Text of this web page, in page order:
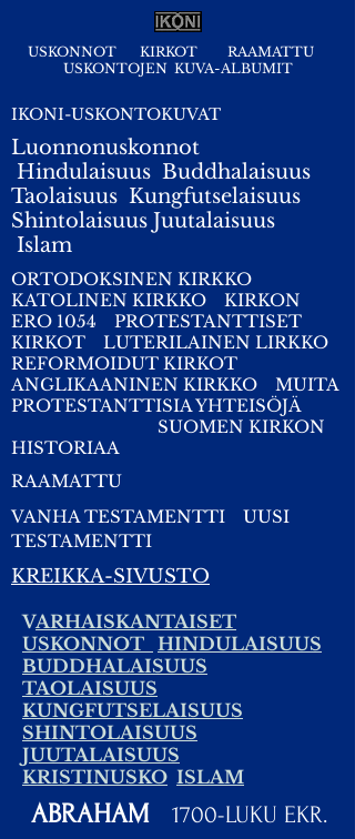
USKONNOT KIRKOT
RAAMATTU
USKONTOJEN KUVA-ALBUMIT
IKONI-USKONTOKUVAT
Luonnonuskonnot
Hindulaisuus Buddhalaisuus
Taolaisuus Kungfutselaisuus
Shintolaisuus Juutalaisuus
Islam
ORTODOKSINEN KIRKKO
KATOLINEN KIRKKO
KIRKON
ERO 1054
PROTESTANTTISET
KIRKOT
LUTERILAINEN LIRKKO
REFORMOIDUT KIRKOT
ANGLIKAANINEN KIRKKO
MUITA
PROTESTANTTISIA YHTEISÖJÄ
SUOMEN KIRKON
HISTORIAA
RAAMATTU
VANHA TESTAMENTTI
UUSI
TESTAMENTTI
KREIKKA-SIVUSTO
VARHAISKANTAISET
USKONNOT HINDULAISUUS
BUDDHALAISUUS
TAOLAISUUS
KUNGFUTSELAISUUS
SHINTOLAISUUS
JUUTALAISUUS
KRISTINUSKO ISLAM
ABRAHAM 1700-LUKU EKR.